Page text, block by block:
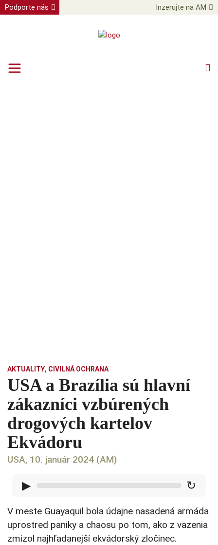
Podporte nás Inzerujte na AM
AKTUALITY, CIVILNÁ OCHRANA
USA a Brazília sú hlavní
zákazníci vzbúrených
drogových kartelov
Ekvádoru
USA, 10. január 2024 (AM)
▶ ↻
V meste Guayaquil bola údajne nasadená armáda
uprostred paniky a chaosu po tom, ako z väzenia
zmizol najhľadanejší ekvádorský zločinec.